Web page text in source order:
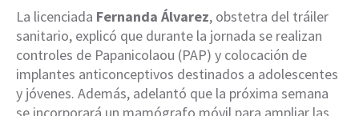
La licenciada Fernanda Álvarez, obstetra del tráiler
sanitario, explicó que durante la jornada se realizan
controles de Papanicolaou (PAP) y colocación de
implantes anticonceptivos destinados a adolescentes
y jóvenes. Además, adelantó que la próxima semana